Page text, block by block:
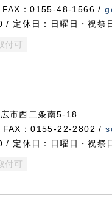
：0155-48-1566 /
定休日：日曜日・祝祭
付可
市西二条南5-18
：0155-22-2802 /
定休日：日曜日・祝祭
付可